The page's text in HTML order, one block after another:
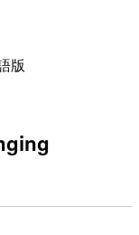
版